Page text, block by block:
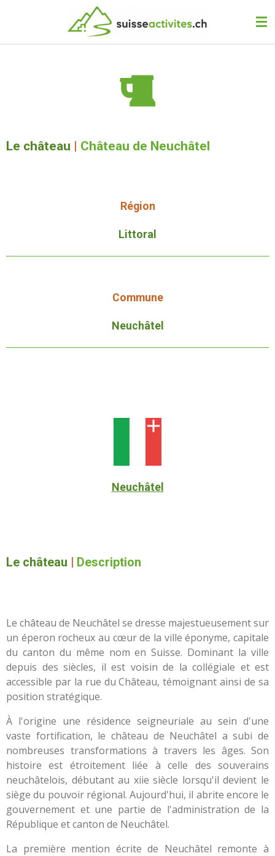
Le château | Château de Neuchâtel
Région
Littoral
Commune
Neuchâtel
Neuchâtel
Le château Description
Le château de Neuchâtel se dresse majestueusement sur
un éperon rocheux au cœur de la ville éponyme, capitale
du canton du même nom en Suisse. Dominant la ville
depuis des siècles, il est voisin de la collégiale et est
accessible par la rue du Château, témoignant ainsi de sa
position stratégique.
À l'origine une résidence seigneuriale au sein d'une
vaste fortification, le château de Neuchâtel a subi de
nombreuses transformations à travers les âges. Son
histoire est étroitement liée à celle des souverains
neuchâtelois, débutant au xiie siècle lorsqu'il devient le
siège du pouvoir régional. Aujourd'hui, il abrite encore le
gouvernement et une partie de l'administration de la
République et canton de Neuchâtel.
La première mention écrite de Neuchâtel remonte à